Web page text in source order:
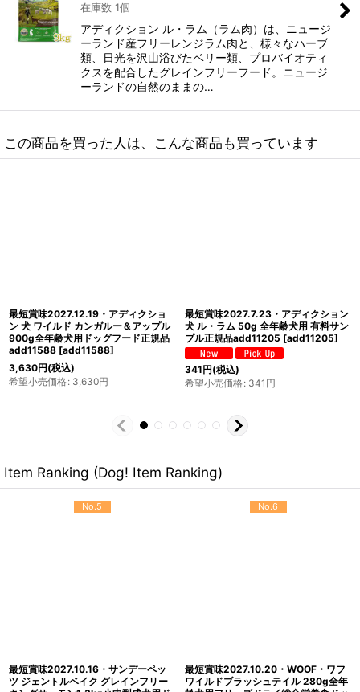
在庫数 1個
アディクション ル・ラム（ラム肉）は、ニュージ
ーランド産フリーレンジラム肉と、様々なハーブ
類、日光を沢山浴びたベリー類、プロバイオティ
クスを配合したグレインフリーフード。ニュージ
ーランドの自然のままの…
この商品を買った人は、こんな商品も買っています
最短賞味2027.11.30・アディクショ
ン 犬 ル・ラム 9kg全年齢犬用グレイ
ンフリードッグフード正規品
add11229 [add11229]
27,500円(税込)
希望小売価格: 27,500円
最短賞味2027.7.5・アディクション
犬 サーモンブルー 50g全年齢犬用 有
料サンプル正規品add11007
[add11007 ]
341円(税込)
Item Ranking (Dog! Item Ranking)
No.5
最短賞味2027.10.16・サンデーペッ
ツ ジェントルベイク グレインフリー
No.6
最短賞味2027.10.20・WOOF・ワフ
ワイルドブラッシュテイル 280g全年